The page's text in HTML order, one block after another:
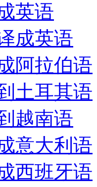
英语
成英语
阿拉伯语
土耳其语
越南语
意大利语
西班牙语